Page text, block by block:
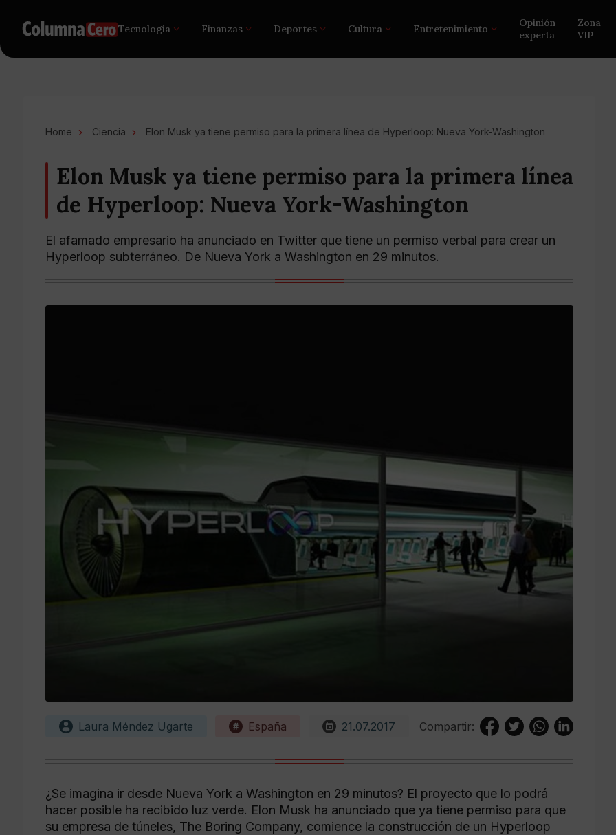
Tecnología Finanzas Deportes Cultura Entretenimiento
Opinión
experta
Zona
VIP
Home Ciencia Elon Musk ya tiene permiso para la primera línea de Hyperloop: Nueva York-Washington
Elon Musk ya tiene permiso para la primera línea
de Hyperloop: Nueva York-Washington
El afamado empresario ha anunciado en Twitter que tiene un permiso verbal para crear un
Hyperloop subterráneo. De Nueva York a Washington en 29 minutos.
Laura Méndez Ugarte España 21.07.2017 Compartir:
¿Se imagina ir desde Nueva York a Washington en 29 minutos? El proyecto que lo podrá
hacer posible ha recibido luz verde. Elon Musk ha anunciado que ya tiene permiso para que
su empresa de túneles, The Boring Company, comience la construcción de un Hyperloop